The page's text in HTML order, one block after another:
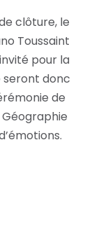
clôture, le
Toussaint
pour la
seront donc
de